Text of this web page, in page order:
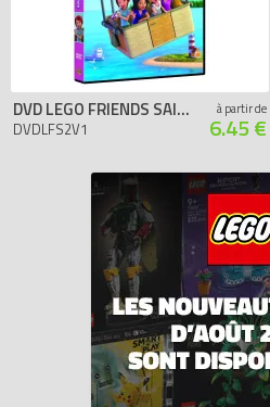
DVD LEGO FRIENDS SAISON 2 VOLUME 1
DVDLFS2V1
à partir de
6.45 €